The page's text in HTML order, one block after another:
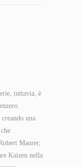
tuttavia, è
una
Maurer,
Kaizen nella